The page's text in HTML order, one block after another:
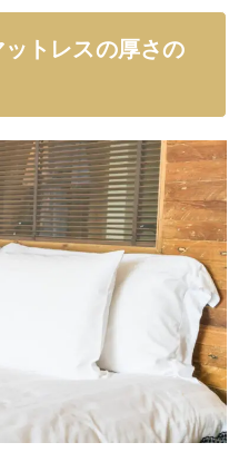
さによって素材を選ぶの
に合うマットレスを選んで
さを選ぶには、素材にも考
素材には、以下のような種